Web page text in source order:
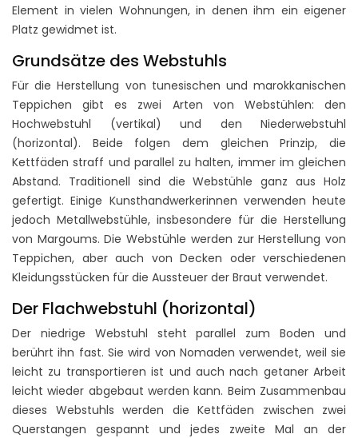
Element in vielen Wohnungen, in denen ihm ein eigener
Platz gewidmet ist.
Grundsätze des Webstuhls
Für die Herstellung von tunesischen und marokkanischen
Teppichen gibt es zwei Arten von Webstühlen: den
Hochwebstuhl (vertikal) und den Niederwebstuhl
(horizontal). Beide folgen dem gleichen Prinzip, die
Kettfäden straff und parallel zu halten, immer im gleichen
Abstand. Traditionell sind die Webstühle ganz aus Holz
gefertigt. Einige Kunsthandwerkerinnen verwenden heute
jedoch Metallwebstühle, insbesondere für die Herstellung
von Margoums. Die Webstühle werden zur Herstellung von
Teppichen, aber auch von Decken oder verschiedenen
Kleidungsstücken für die Aussteuer der Braut verwendet.
Der Flachwebstuhl (horizontal)
Der niedrige Webstuhl steht parallel zum Boden und
berührt ihn fast. Sie wird von Nomaden verwendet, weil sie
leicht zu transportieren ist und auch nach getaner Arbeit
leicht wieder abgebaut werden kann. Beim Zusammenbau
dieses Webstuhls werden die Kettfäden zwischen zwei
Querstangen gespannt und jedes zweite Mal an der